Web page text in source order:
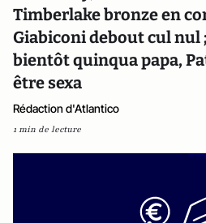
Timberlake bronze en
Giabiconi debout cul nul
bientôt quinqua papa,
être sexa
Rédaction d'Atlantico
1 min de lecture